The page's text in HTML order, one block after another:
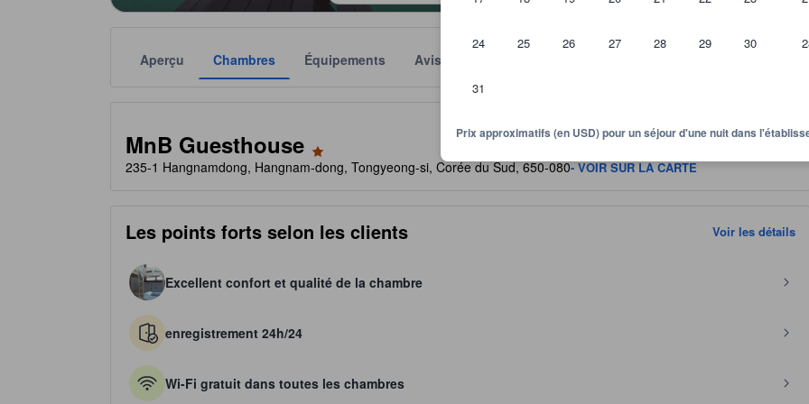
24 25 26 27 28 29 30
31
Prix approximatifs (en USD) pour un séjour d'une nuit dans
Aperçu Chambres Équipements Avis
MnB Guesthouse
235-1 Hangnamdong, Hangnam-dong, Tongyeong-si, Corée du Sud, 650-080- VOIR SUR LA CARTE
Les points forts selon les clients Voir les détails
Excellent confort et qualité de la chambre
enregistrement 24h/24
Wi-Fi gratuit dans toutes les chambres